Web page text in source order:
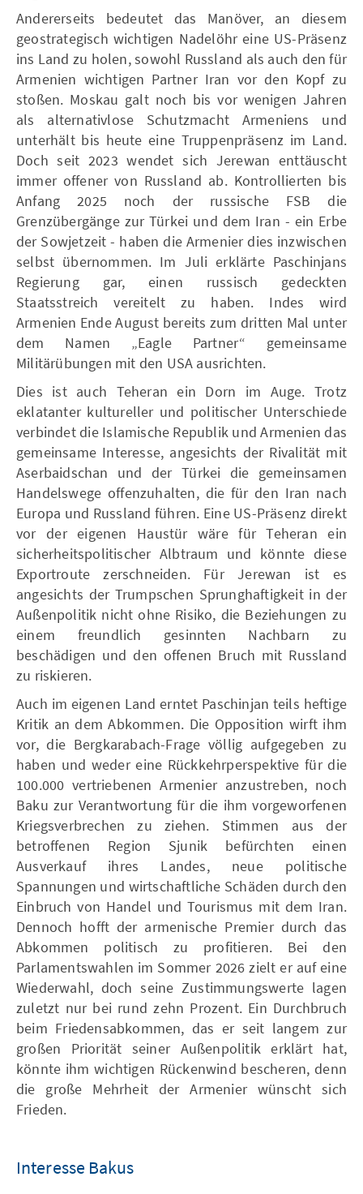
Andererseits bedeutet das Manöver, an diesem
geostrategisch wichtigen Nadelöhr eine US-Präsenz
ins Land zu holen, sowohl Russland als auch den für
Armenien wichtigen Partner Iran vor den Kopf zu
stoßen. Moskau galt noch bis vor wenigen Jahren
als alternativlose Schutzmacht Armeniens und
unterhält bis heute eine Truppenpräsenz im Land.
Doch seit 2023 wendet sich Jerewan enttäuscht
immer offener von Russland ab. Kontrollierten bis
Anfang 2025 noch der russische FSB die
Grenzübergänge zur Türkei und dem Iran - ein Erbe
der Sowjetzeit - haben die Armenier dies inzwischen
selbst übernommen. Im Juli erklärte Paschinjans
Regierung gar, einen russisch gedeckten
Staatsstreich vereitelt zu haben. Indes wird
Armenien Ende August bereits zum dritten Mal unter
dem Namen „Eagle Partner“ gemeinsame
Militärübungen mit den USA ausrichten.
Dies ist auch Teheran ein Dorn im Auge. Trotz
eklatanter kultureller und politischer Unterschiede
verbindet die Islamische Republik und Armenien das
gemeinsame Interesse, angesichts der Rivalität mit
Aserbaidschan und der Türkei die gemeinsamen
Handelswege offenzuhalten, die für den Iran nach
Europa und Russland führen. Eine US-Präsenz direkt
vor der eigenen Haustür wäre für Teheran ein
sicherheitspolitischer Albtraum und könnte diese
Exportroute zerschneiden. Für Jerewan ist es
angesichts der Trumpschen Sprunghaftigkeit in der
Außenpolitik nicht ohne Risiko, die Beziehungen zu
einem freundlich gesinnten Nachbarn zu
beschädigen und den offenen Bruch mit Russland
zu riskieren.
Auch im eigenen Land erntet Paschinjan teils heftige
Kritik an dem Abkommen. Die Opposition wirft ihm
vor, die Bergkarabach-Frage völlig aufgegeben zu
haben und weder eine Rückkehrperspektive für die
100.000 vertriebenen Armenier anzustreben, noch
Baku zur Verantwortung für die ihm vorgeworfenen
Kriegsverbrechen zu ziehen. Stimmen aus der
betroffenen Region Sjunik befürchten einen
Ausverkauf ihres Landes, neue politische
Spannungen und wirtschaftliche Schäden durch den
Einbruch von Handel und Tourismus mit dem Iran.
Dennoch hofft der armenische Premier durch das
Abkommen politisch zu profitieren. Bei den
Parlamentswahlen im Sommer 2026 zielt er auf eine
Wiederwahl, doch seine Zustimmungswerte lagen
zuletzt nur bei rund zehn Prozent. Ein Durchbruch
beim Friedensabkommen, das er seit langem zur
großen Priorität seiner Außenpolitik erklärt hat,
könnte ihm wichtigen Rückenwind bescheren, denn
die große Mehrheit der Armenier wünscht sich
Frieden.
Interesse Bakus